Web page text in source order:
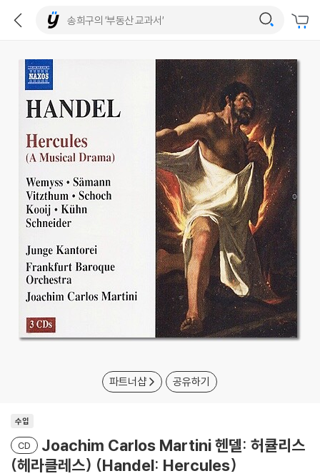
파트너샵 공유하기
수입
CD
Joachim Carlos Martini 헨델: 허큘리스
(헤라클레스) (Handel: Hercules)